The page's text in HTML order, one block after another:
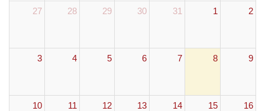
27
28 29 30 31 1 2
3 4 5 6 7 8 9
10 11 12 13 14 15 16